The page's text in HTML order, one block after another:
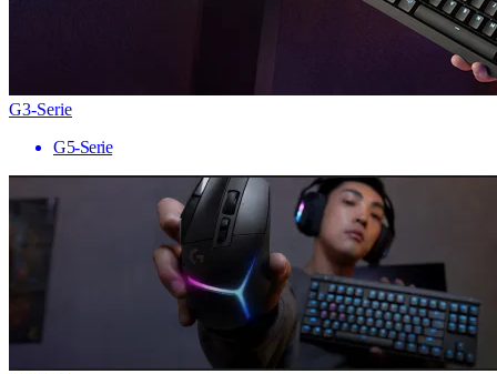
G3-Serie
G5-Serie